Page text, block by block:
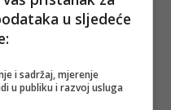
društva imajući u vidu
definisanja naknade za
sa djecom i u visinu
koji služe za
u sljedeće
i sadržaj, mjerenje
u publiku i razvoj usluga